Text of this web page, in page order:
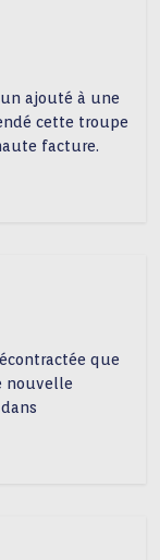
ajouté à une
cette troupe
facture.
que
nouvelle